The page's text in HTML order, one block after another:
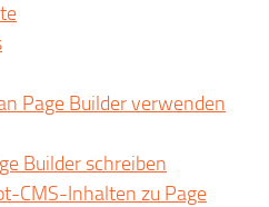
Page Builder verwenden
Builder schreiben
CMS-Inhalten zu Page